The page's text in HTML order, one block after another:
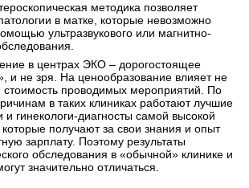
методика позволяет
в матке, которые невозможно
ультразвукового или магнитно-
в центрах ЭКО – дорогостоящее
и не зря. На ценообразование влияет не
стоимость проводимых мероприятий. По
в таких клиниках работают лучшие
и гинекологи-диагносты самой высокой
получают за свои знания и опыт
зарплату. Поэтому результаты
обследования в «обычной» клинике и
значительно отличаться.